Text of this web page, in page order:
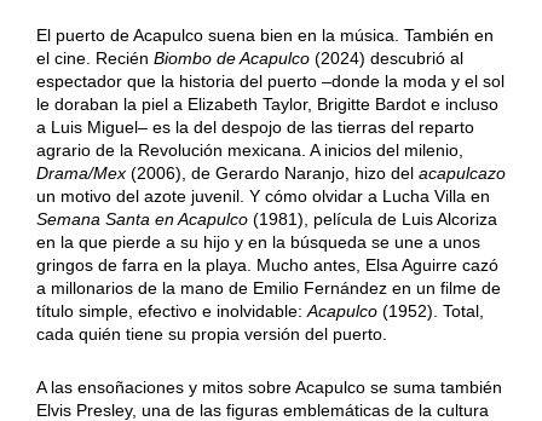
El puerto de Acapulco suena bien en la música. También en
el cine. Recién Biombo de Acapulco(2024) descubrió al
espectador que la historia del puerto –donde la moda y el sol
le doraban la piel a Elizabeth Taylor, Brigitte Bardot e incluso
a Luis Miguel– es la del despojo de las tierras del reparto
agrario de la Revolución mexicana. A inicios del milenio,
Drama/Mex(2006), de Gerardo Naranjo, hizo del acapulcazo
un motivo del azote juvenil. Y cómo olvidar a Lucha Villa en
Semana Santa en Acapulco (1981), película de Luis Alcoriza
en la que pierde a su hijo y en la búsqueda se une a unos
gringos de farra en la playa. Mucho antes, Elsa Aguirre cazó
a millonarios de la mano de Emilio Fernández en un filme de
título simple, efectivo e inolvidable: Acapulco(1952). Total,
cada quién tiene su propia versión del puerto.
A las ensoñaciones y mitos sobre Acapulco se suma también
Elvis Presley, una de las figuras emblemáticas de la cultura